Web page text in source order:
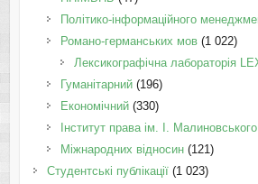
Політико-інформаційного
Романо-германських мов(1 022)
Лексикографічна лабораторія
Гуманітарний(196)
Економічний(330)
Інститут права ім. І. Малиновського
Міжнародних відносин(121)
Студентські публікації(1 023)